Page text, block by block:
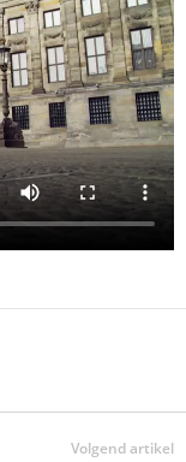
Volgend artikel